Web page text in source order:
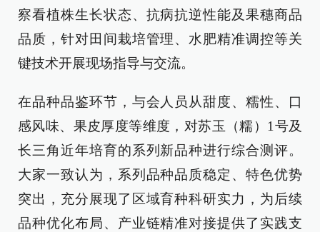
察看植株生长状态、抗病抗逆性能及果穗商品
品质，针对田间栽培管理、水肥精准调控等关
键技术开展现场指导与交流。
在品种品鉴环节，与会人员从甜度、糯性、口
感风味、果皮厚度等维度，对苏玉（糯）1号及
长三角近年培育的系列新品种进行综合测评。
大家一致认为，系列品种品质稳定、特色优势
突出，充分展现了区域育种科研实力，为后续
品种优化布局、产业链精准对接提供了实践支